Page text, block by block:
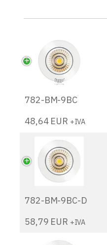
782-BM-9BC
48,64 EUR +IVA
782-BM-9BC-D
58,79 EUR +IVA